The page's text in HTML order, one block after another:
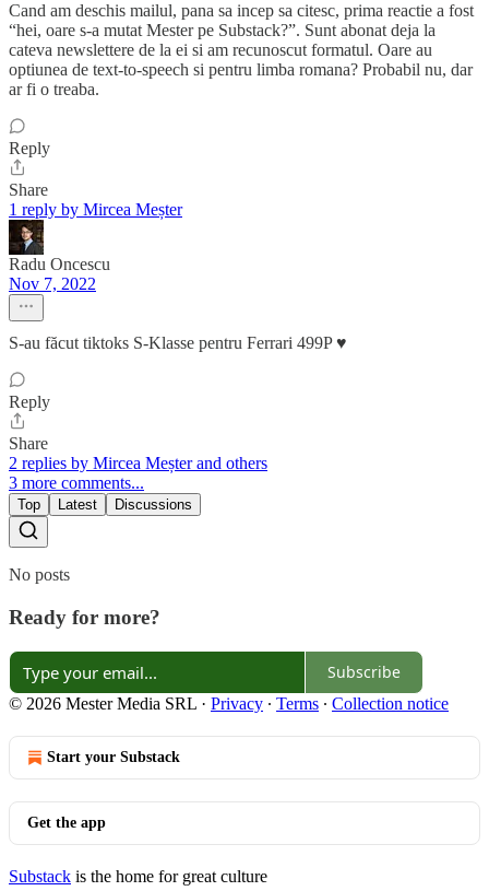
Cand am deschis mailul, pana sa incep sa citesc, prima reactie a fost
“hei, oare s-a mutat Mester pe Substack?”. Sunt abonat deja la
cateva newslettere de la ei si am recunoscut formatul. Oare au
optiunea de text-to-speech si pentru limba romana? Probabil nu, dar
ar fi o treaba.
Reply
Share
1 reply by Mircea Meșter
Radu Oncescu
Nov 7, 2022
S-au făcut tiktoks S-Klasse pentru Ferrari 499P ♥️
Reply
Share
2 replies by Mircea Meșter and others
3 more comments...
Top Latest Discussions
No posts
Ready for more?
Subscribe
© 2026 Mester Media SRL · Privacy ∙ Terms ∙ Collection notice
Start your Substack
Get the app
Substack is the home for great culture